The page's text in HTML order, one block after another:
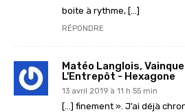
boite à rythme, […]
RÉPONDRE
Matéo Langlois,
L'Entrepôt - Hexagone
13 avril 2019 à 11 h 55 min
[…] finement ». J’ai déjà